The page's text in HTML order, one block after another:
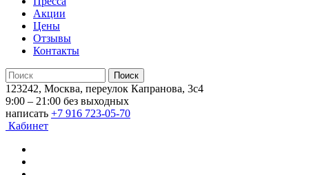
Акции
Цены
Отзывы
Контакты
123242, Москва, переулок Капранова, 3с4
9:00 – 21:00 без выходных
написать +7 916 723-05-70
Кабинет